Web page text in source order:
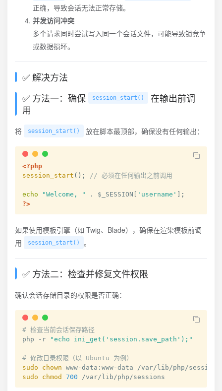
正确，导致会话无法正常存储。
并发访问冲突
多个请求同时尝试写入同一个会话文件，可能导致锁竞争
或数据损坏。
✅ 解决方法
✅ 方法一：确保
session_start()
在输出前调
用
将 session_start() 放在脚本最顶部，确保没有任何输出：
<?php
session_start ( ) ; // 必须在任何输出之前调用
echo "Welcome, " . $_SESSION 'username'
;
?>
如果使用模板引擎（如 Twig、Blade），确保在渲染模板前调
用
session_start() 。
✅ 方法二：检查并修复文件权限
确认会话存储目录的权限是否正确：
# 检查当前会话保存路径
php -r
"echo ini_get('session.save_path');"
# 修改目录权限（以 Ubuntu 为例）
sudo
chown
sudo
chmod 700 /var/lib/php/sessions